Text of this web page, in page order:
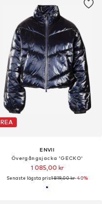
REA
ENVII
Övergångsjacka 'GECKO'
1 085,00 kr
Senaste lägsta pris:1 819,00 kr-40%